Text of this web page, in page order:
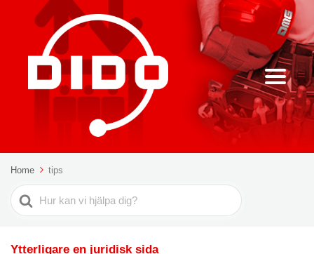
Home tips
Sök
efter
Ytterligare en juridisk sida